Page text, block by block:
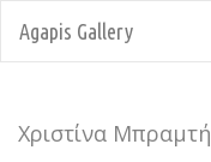
Agapis Gallery
Χριστίνα Μπραμτή